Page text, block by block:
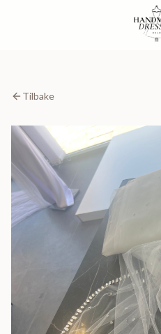
Tilbake